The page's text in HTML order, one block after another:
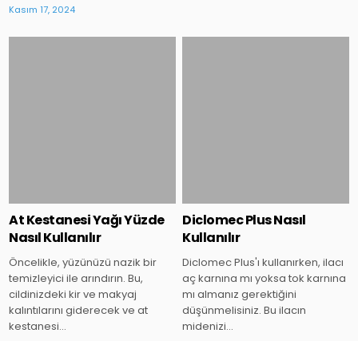
Kasım 17, 2024
At Kestanesi Yağı Yüzde
Nasıl Kullanılır
Öncelikle, yüzünüzü nazik bir
temizleyici ile arındırın. Bu,
cildinizdeki kir ve makyaj
kalıntılarını giderecek ve at
kestanesi…
Diclomec Plus Nasıl
Kullanılır
Diclomec Plus'ı kullanırken, ilacı
aç karnına mı yoksa tok karnına
mı almanız gerektiğini
düşünmelisiniz. Bu ilacın
midenizi…